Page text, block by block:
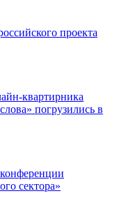
проекта
квартирника
погрузились в
сектора»